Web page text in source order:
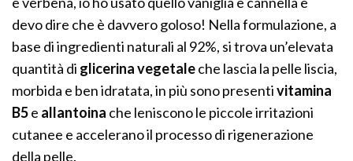
devo dire che è davvero goloso! Nella formulazione, a
base di ingredienti naturali al 92%, si trova un’elevata
quantità di glicerina vegetaleche lascia la pelle liscia,
morbida e ben idratata, in più sono presentivitamina
B5e allantoina che leniscono le piccole irritazioni
cutanee e accelerano il processo di rigenerazione
della pelle.